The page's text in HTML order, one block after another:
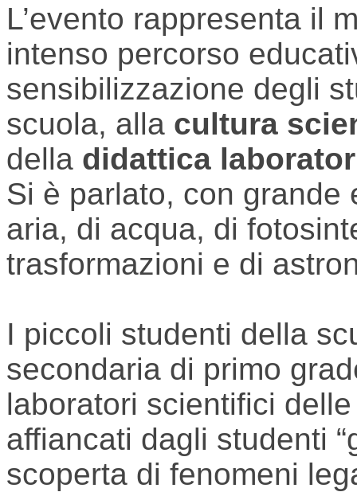
L’evento rappresenta il
intenso percorso
sensibilizzazione degli
scuola, alla cultura
della didattica
Si è parlato, con grande
aria, di acqua, di
trasformazioni e di
I piccoli studenti della
secondaria di primo
laboratori scientifici
affiancati dagli studenti
scoperta di fenomeni